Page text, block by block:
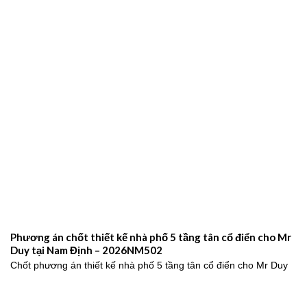
Phương án chốt thiết kế nhà phố 5 tầng tân cổ điển cho Mr
Duy tại Nam Định – 2026NM502
Chốt phương án thiết kế nhà phố 5 tầng tân cổ điển cho Mr Duy